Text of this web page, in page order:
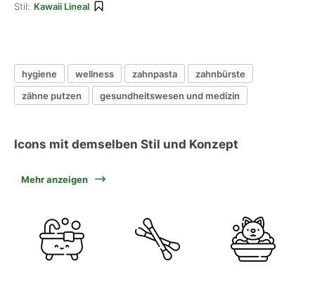
Stil: Kawaii Lineal
hygiene wellness zahnpasta
zahnbürste
zähne putzen
gesundheitswesen und medizin
Icons mit demselben Stil und Konzept
Mehr anzeigen